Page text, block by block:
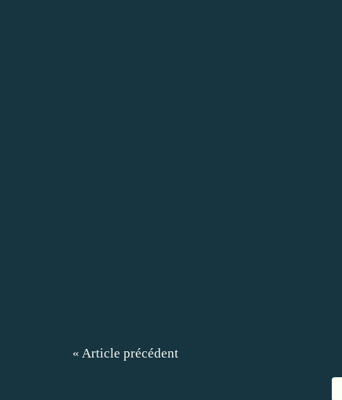
« Article précédent